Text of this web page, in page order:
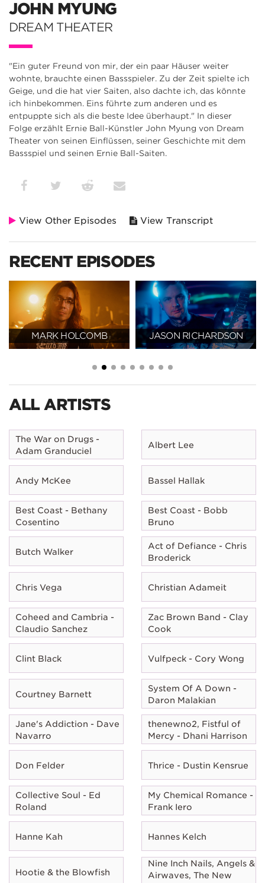
JOHN MYUNG
DREAM THEATER
"Ein guter Freund von mir, der ein paar Häuser weiter
wohnte, brauchte einen Bassspieler. Zu der Zeit spielte ich
Geige, und die hat vier Saiten, also dachte ich, das könnte
ich hinbekommen. Eins führte zum anderen und es
entpuppte sich als die beste Idee überhaupt." In dieser
Folge erzählt Ernie Ball-Künstler John Myung von Dream
Theater von seinen Einflüssen, seiner Geschichte mit dem
Bassspiel und seinen Ernie Ball-Saiten.
View Other Episodes View Transcript
RECENT EPISODES
MARK HOLCOMB JASON RICHARDSON
ALL ARTISTS
The War on Drugs -
Adam Granduciel
Albert Lee
Andy McKee Bassel Hallak
Best Coast - Bethany
Cosentino
Best Coast - Bobb
Bruno
Butch Walker
Act of Defiance - Chris
Broderick
Chris Vega Christian Adameit
Coheed and Cambria -
Claudio Sanchez
Zac Brown Band - Clay
Cook
Clint Black Vulfpeck - Cory Wong
Courtney Barnett
System Of A Down -
Daron Malakian
Jane's Addiction - Dave
Navarro
thenewno2, Fistful of
Mercy - Dhani Harrison
Don Felder Thrice - Dustin Kensrue
Collective Soul - Ed
Roland
My Chemical Romance -
Frank Iero
Hanne Kah Hannes Kelch
Hootie & the Blowfish
Nine Inch Nails, Angels &
Airwaves, The New